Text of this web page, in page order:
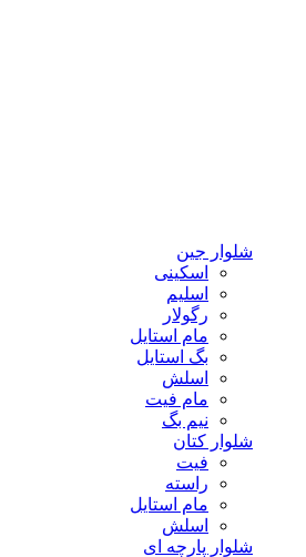
شلوار جین
اسکینی
اسلیم
رگولار
مام استایل
بگ استایل
اسلش
مام فیت
نیم بگ
شلوار کتان
فیت
راسته
مام استایل
اسلش
شلوار پارچه ای